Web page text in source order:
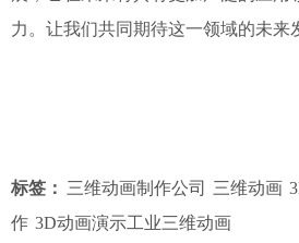
力。让我们共同期待这一领域的未来
标签： 三维动画制作公司 三维动画
作 3D动画演示工业三维动画